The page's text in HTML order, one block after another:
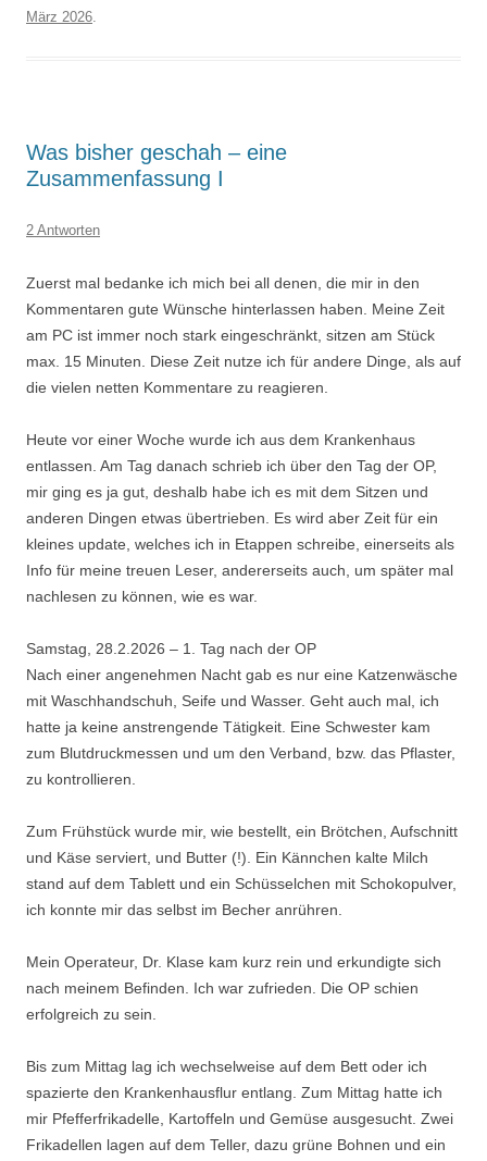
März 2026.
Was bisher geschah – eine
Zusammenfassung I
2 Antworten
Zuerst mal bedanke ich mich bei all denen, die mir in den
Kommentaren gute Wünsche hinterlassen haben. Meine Zeit
am PC ist immer noch stark eingeschränkt, sitzen am Stück
max. 15 Minuten. Diese Zeit nutze ich für andere Dinge, als auf
die vielen netten Kommentare zu reagieren.
Heute vor einer Woche wurde ich aus dem Krankenhaus
entlassen. Am Tag danach schrieb ich über den Tag der OP,
mir ging es ja gut, deshalb habe ich es mit dem Sitzen und
anderen Dingen etwas übertrieben. Es wird aber Zeit für ein
kleines update, welches ich in Etappen schreibe, einerseits als
Info für meine treuen Leser, andererseits auch, um später mal
nachlesen zu können, wie es war.
Samstag, 28.2.2026 – 1. Tag nach der OP
Nach einer angenehmen Nacht gab es nur eine Katzenwäsche
mit Waschhandschuh, Seife und Wasser. Geht auch mal, ich
hatte ja keine anstrengende Tätigkeit. Eine Schwester kam
zum Blutdruckmessen und um den Verband, bzw. das Pflaster,
zu kontrollieren.
Zum Frühstück wurde mir, wie bestellt, ein Brötchen, Aufschnitt
und Käse serviert, und Butter (!). Ein Kännchen kalte Milch
stand auf dem Tablett und ein Schüsselchen mit Schokopulver,
ich konnte mir das selbst im Becher anrühren.
Mein Operateur, Dr. Klase kam kurz rein und erkundigte sich
nach meinem Befinden. Ich war zufrieden. Die OP schien
erfolgreich zu sein.
Bis zum Mittag lag ich wechselweise auf dem Bett oder ich
spazierte den Krankenhausflur entlang. Zum Mittag hatte ich
mir Pfefferfrikadelle, Kartoffeln und Gemüse ausgesucht. Zwei
Frikadellen lagen auf dem Teller, dazu grüne Bohnen und ein